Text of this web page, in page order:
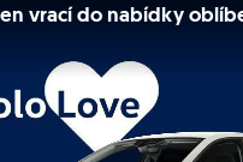
vrací do nabídky